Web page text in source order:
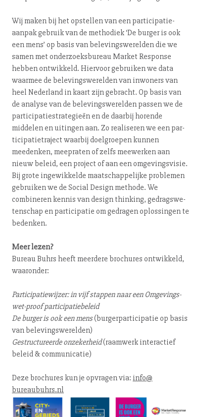
Wij maken bij het opstellen van een par­ti­ci­pa­tie-
aan­pak gebruik van de methodiek ‘De burger is ook
een mens’ op basis van be­le­vings­we­rel­den die we
samen met on­der­zoeks­bu­reau Market Response
hebben ontwikkeld. Hiervoor gebruiken we data
waarmee de be­le­vings­we­rel­den van inwoners van
heel Nederland in kaart zijn gebracht. Op basis van
de analyse van de be­le­vings­we­rel­den passen we de
par­ti­ci­pa­tie­stra­te­gieën en de daarbij horende
middelen en uitingen aan. Zo realiseren we een par­
ti­ci­pa­tie­tra­ject waarbij doelgroepen kunnen
meedenken, meepraten of zelfs meewerken aan
nieuw beleid, een project of aan een om­ge­vings­vi­sie.
Bij grote in­ge­wik­kel­de maat­schap­pe­lij­ke problemen
gebruiken we de Social Design methode. We
combineren kennis van design thinking, ge­drags­we­
ten­schap en par­ti­ci­pa­tie om gedragen oplossingen te
bedenken.
Meer lezen?
Bureau Buhrs heeft meerdere brochures ontwikkeld,
waaronder:
Par­ti­ci­pa­tie­wij­zer: in vijf stappen naar een Om­ge­vings­
wet-proof par­ti­ci­pa­tie­be­leid
De burger is ook een mens(bur­ger­par­ti­ci­pa­tie op basis
van be­le­vings­we­rel­den)
Ge­struc­tu­reer­de onzekerheid(raamwerk interactief
beleid & com­mu­ni­ca­tie)
Deze brochures kun je opvragen via: info@​
bureaubuhrs.​nl